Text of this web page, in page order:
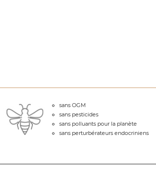
sans OGM
sans pesticides
sans polluants pour la planète
sans perturbérateurs endocriniens